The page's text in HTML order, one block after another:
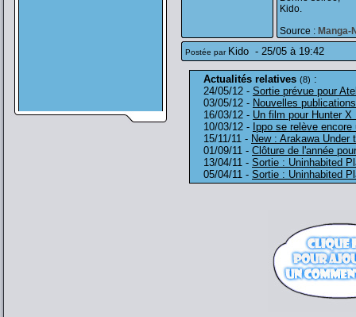
Kido.
Source : Manga-
Postée par Kido - 25/05 à 19:42
Actualités relatives (8) :
24/05/12 - Sortie prévue pour
03/05/12 - Nouvelles
16/03/12 - Un film pour Hunter X
10/03/12 - Ippo se relève encore
15/11/11 - New : Arakawa Under
01/09/11 - Clôture de l'année
13/04/11 - Sortie : Uninhabited
05/04/11 - Sortie : Uninhabited